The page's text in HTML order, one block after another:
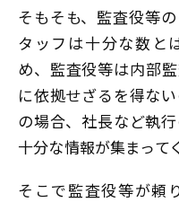
そもそも、監査役等
タッフは十分な数と
め、監査役等は内部
に依拠せざるを得な
の場合、社長など執
十分な情報が集まって
そこで監査役等が頼